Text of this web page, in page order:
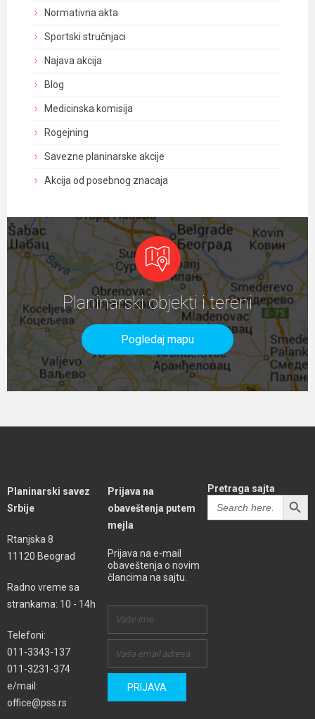
Normativna akta
Sportski stručnjaci
Najava akcija
Blog
Medicinska komisija
Rogejning
Savezne planinarske akcije
Akcija od posebnog znacaja
Planinarski objekti i tereni
Pogledaj mapu
Planinarski savez
Srbije
Rtanjska 8
11120 Beograd
Radno vreme sa
strankama: 10 - 14h
Telefoni:
011-3343-137
011-3231-374
e/mail:
office@pss.rs
Prijava na
obaveštenja putem
mejla
Prijava na e-mail
obaveštenja o novim
člancima na sajtu.
Pretraga sajta
Search
for:
SEARCH